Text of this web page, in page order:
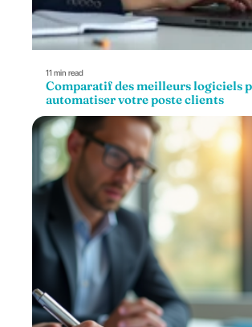
11 min read
Comparatif des meilleurs logiciels
automatiser votre poste clients